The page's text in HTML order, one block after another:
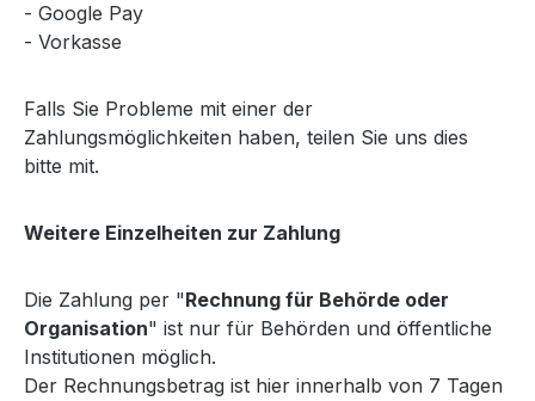
- Google Pay
- Vorkasse
Falls Sie Probleme mit einer der
Zahlungsmöglichkeiten haben, teilen Sie uns dies
bitte mit.
Weitere Einzelheiten zur Zahlung
Die Zahlung per "Rechnung für Behörde oder
Organisation" ist nur für Behörden und öffentliche
Institutionen möglich.
Der Rechnungsbetrag ist hier innerhalb von 7 Tagen